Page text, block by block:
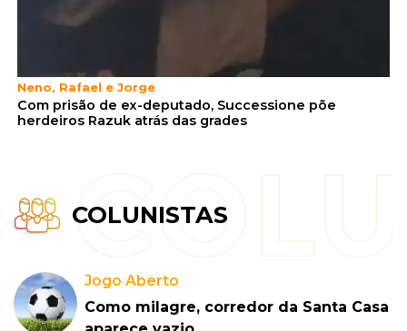
Neno, Rafael e Jorge
Com prisão de ex-deputado, Successione põe
herdeiros Razuk atrás das grades
COLUNISTAS
Jogo Aberto
Como milagre, corredor da Santa Casa